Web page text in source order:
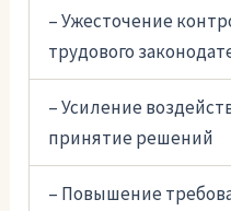
– Ужесточение
трудового
– Усиление
принятие решений
– Повышение